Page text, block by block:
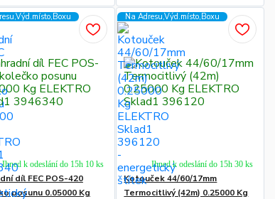
díl FEC POS-420
posunu 0.05000 Kg
Ihned k odeslání do 15h 10 ks
Na Adresu,Výd.místo,Boxu
Kotouček 44/60/17mm
Termocitlivý (42m) 0.25000 Kg
Ihned k odeslání do 15h 30 ks